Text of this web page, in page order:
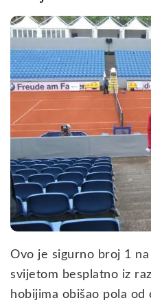
Ovo je sigurno broj 1
svijetom besplatno iz
hobijima obišao pola od